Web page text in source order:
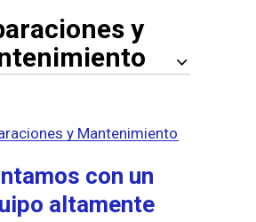
y
y Mantenimiento
con un
altamente